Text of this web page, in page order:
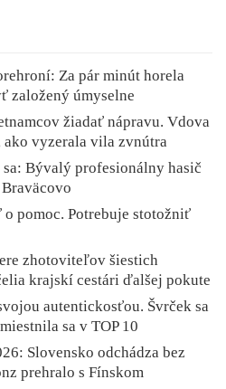
Za pár minút horela
založený úmyselne
žiadať nápravu. Vdova
vyzerala vila zvnútra
Bývalý profesionálny hasič
pomoc. Potrebuje stotožniť
zhotoviteľov šiestich
krajskí cestári ďalšej pokute
autentickosťou. Švrček sa
sa v TOP 10
Slovensko odchádza bez
prehralo s Fínskom